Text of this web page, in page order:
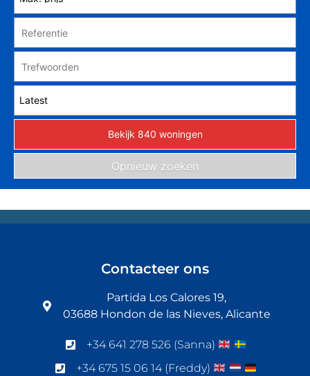
Contacteer ons
Partida Los Calores 19,
03688 Hondon de las Nieves, Alicante
+34 641 278 526 (Sanna)
+34 675 15 06 14 (Freddy)